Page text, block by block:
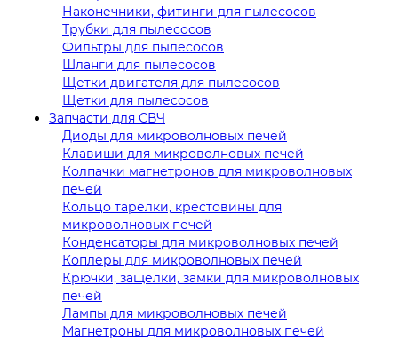
Наконечники, фитинги для пылесосов
Трубки для пылесосов
Фильтры для пылесосов
Шланги для пылесосов
Щетки двигателя для пылесосов
Щетки для пылесосов
Запчасти для СВЧ
Диоды для микроволновых печей
Клавиши для микроволновых печей
Колпачки магнетронов для микроволновых
печей
Кольцо тарелки, крестовины для
микроволновых печей
Конденсаторы для микроволновых печей
Коплеры для микроволновых печей
Крючки, защелки, замки для микроволновых
печей
Лампы для микроволновых печей
Магнетроны для микроволновых печей